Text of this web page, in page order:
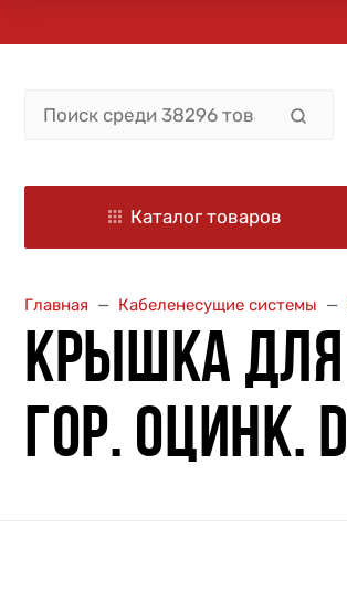
Каталог товаров
Главная Кабеленесущие системы
КРЫШКА ДЛЯ
ГОР. ОЦИНК.